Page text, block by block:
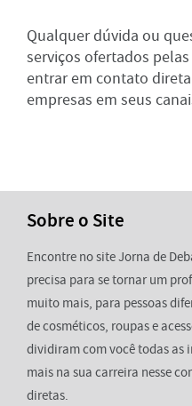
Qualquer dúvida ou
serviços ofertados
entrar em contato
empresas em seus
Sobre o Site
Encontre no site Jorna de
precisa para se tornar um
muito mais, para pessoas
de cosméticos, roupas e
dividiram com você todas as
mais na sua carreira nesse
diretas.